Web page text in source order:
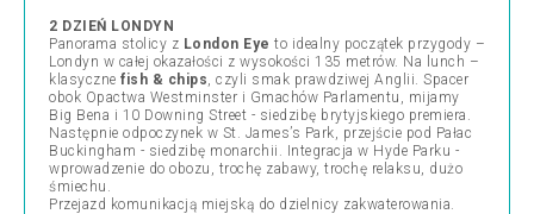
2 DZIEŃ LONDYN
Panorama stolicy z London Eye to idealny początek przygody –
Londyn w całej okazałości z wysokości 135 metrów. Na lunch –
klasyczne fish & chips, czyli smak prawdziwej Anglii. Spacer
obok Opactwa Westminster i Gmachów Parlamentu, mijamy
Big Bena i 10 Downing Street - siedzibę brytyjskiego premiera.
Następnie odpoczynek w St. James’s Park, przejście pod Pałac
Buckingham - siedzibę monarchii. Integracja w Hyde Parku -
wprowadzenie do obozu, trochę zabawy, trochę relaksu, dużo
śmiechu.
Przejazd komunikacją miejską do dzielnicy zakwaterowania.